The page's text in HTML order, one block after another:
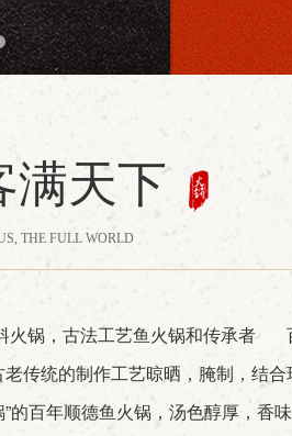
满天下
THE FULL WORLD
火锅，古法工艺鱼火锅和传承者
老传统的制作工艺晾晒，腌制，结
的百年顺德鱼火锅，汤色醇厚，香